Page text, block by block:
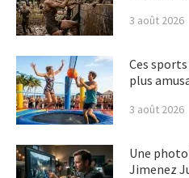
3 août 2026
Ces
plus
3 août 2026
Une
Jimenez